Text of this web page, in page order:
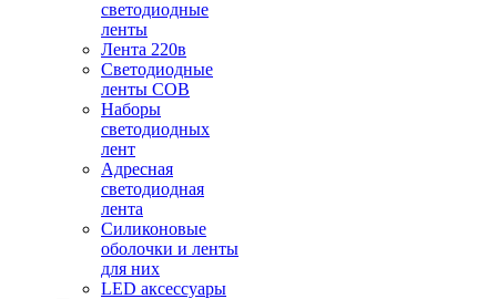
светодиодные
ленты
Лента 220в
Светодиодные
ленты COB
Наборы
светодиодных
лент
Адресная
светодиодная
лента
Силиконовые
оболочки и ленты
для них
LED аксессуары